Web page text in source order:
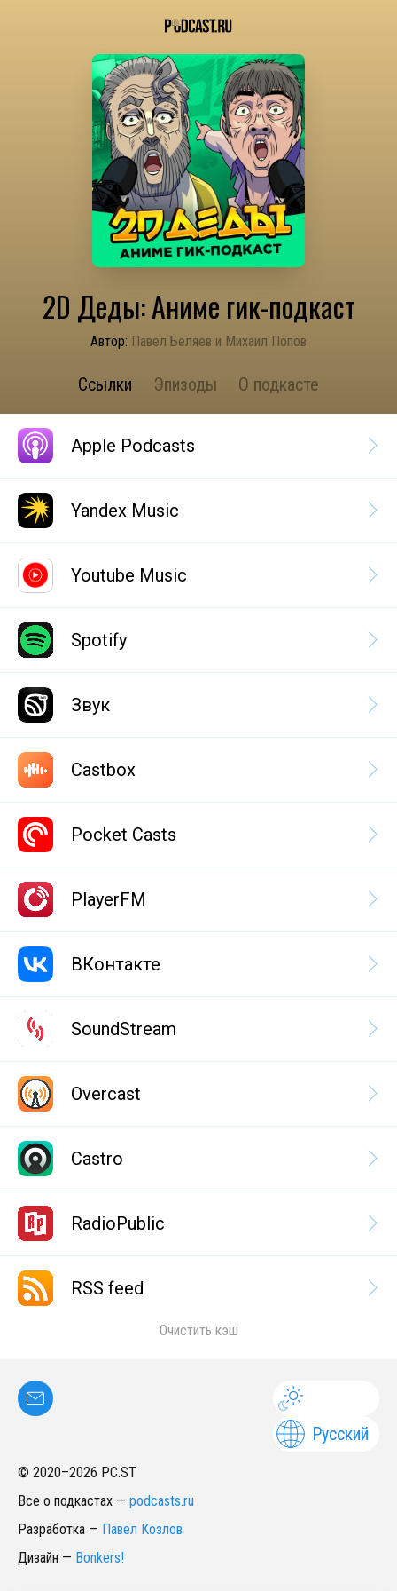
2D Деды: Аниме гик-подкаст
Автор: Павел Беляев и Михаил Попов
Ссылки Эпизоды О подкасте
Apple Podcasts
Yandex Music
Youtube Music
Spotify
Звук
Castbox
Pocket Casts
PlayerFM
ВКонтакте
SoundStream
Overcast
Castro
RadioPublic
RSS feed
Очистить кэш
Русский
© 2020–2026 PC.ST
Все о подкастах — podcasts.ru
Разработка — Павел Козлов
Дизайн — Bonkers!